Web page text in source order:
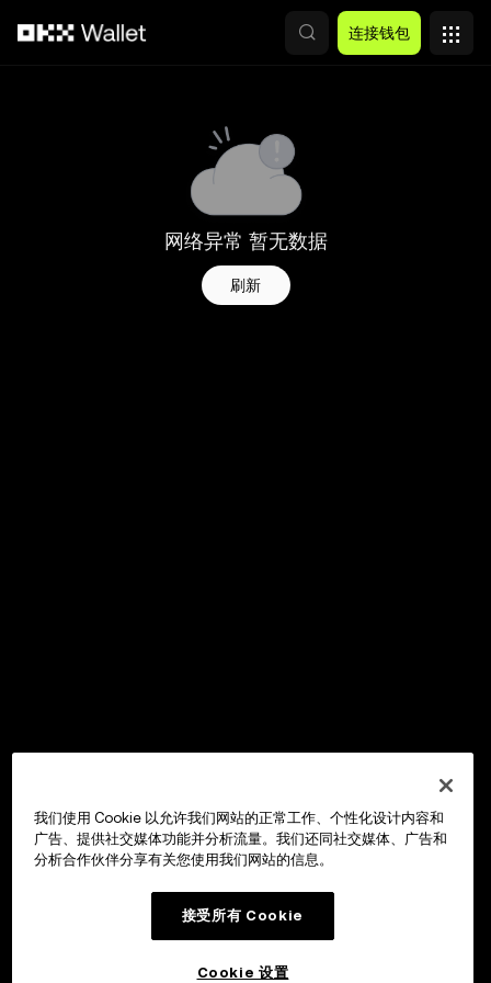
连接钱包
网络异常 暂无数据
刷新
我们使用 Cookie 以允许我们网站的正常工作、个性化设计内容和
广告、提供社交媒体功能并分析流量。我们还同社交媒体、广告和
分析合作伙伴分享有关您使用我们网站的信息。
接受所有 Cookie
Cookie 设置